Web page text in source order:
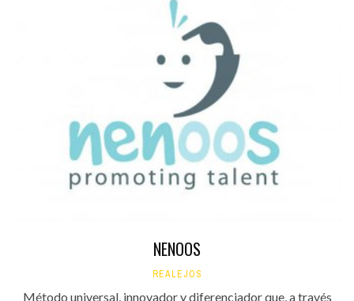
NENOOS
REALEJOS
Método universal, innovador y diferenciador que, a través